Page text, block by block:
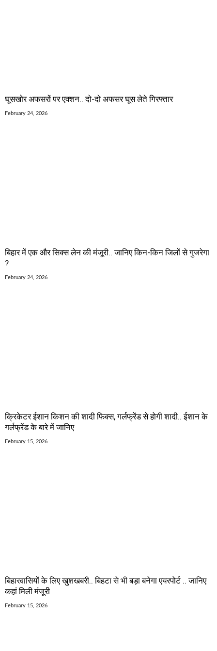
घूसखोर अफसरों पर एक्शन.. दो-दो अफसर घूस लेते गिरफ्तार
February 24, 2026
बिहार में एक और सिक्स लेन की मंजूरी.. जानिए किन-किन जिलों से गुजरेगा
?
February 24, 2026
क्रिकेटर ईशान किशन की शादी फिक्स, गर्लफ्रेंड से होगी शादी.. ईशान के
गर्लफ्रेंड के बारे में जानिए
February 15, 2026
बिहारवासियों के लिए खुशखबरी.. बिहटा से भी बड़ा बनेगा एयरपोर्ट .. जानिए
कहां मिली मंजूरी
February 15, 2026